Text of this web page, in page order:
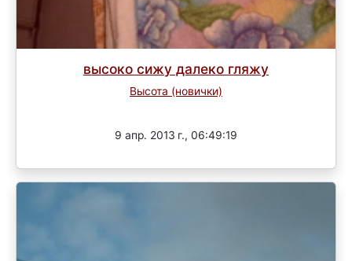
высоко сижу далеко гляжу
Высота (новички)
9 апр. 2013 г., 06:49:19